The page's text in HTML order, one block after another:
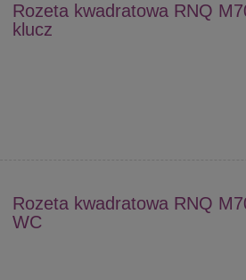
Rozeta kwadratowa RNQ
klucz
Rozeta kwadratowa RNQ
WC